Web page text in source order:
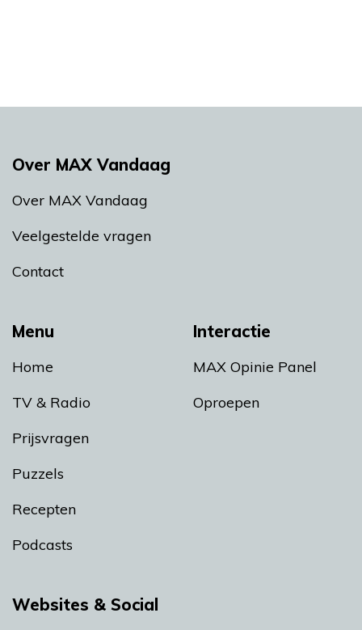
Menu
Home
TV & Radio
Prijsvragen
Puzzels
Recepten
Podcasts
Interactie
MAX Opinie Panel
Oproepen
Over MAX Vandaag
Over MAX Vandaag
Veelgestelde vragen
Contact
Websites & Social